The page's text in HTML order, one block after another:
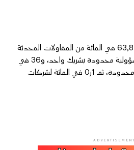
وبحسب الشكل القانوني، فإن 63,8 في المائة من المقاولات المحدثة
هي عبارة عن شركات ذات مسؤولية محدودة بشريك واحد، و36 في
المائة شركات ذات مسؤولية محدودة، ثم 1ر0 في المائة لشركات
ADVERTISEMENT